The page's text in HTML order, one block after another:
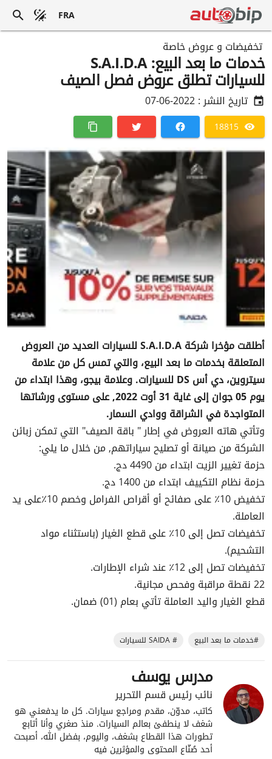
FRA
تخفيضات و عروض خاصة
خدمات ما بعد البيع: S.A.I.D.A
للسيارات تطلق عروض فصل الصيف
تاريخ النشر :2022-06-07
18815
أطلقت مؤخرا شركة S.A.I.D.A للسيارات العديد من العروض
المتعلقة بخدمات ما بعد البيع، والتي تمس كل من علامة
سيتروين، دي أس DS للسيارات. وعلامة بيجو، وهذا ابتداء من
يوم 05 جوان إلى غاية 31 أوت 2022, على مستوى ورشاتها
المتواجدة في الشراقة ووادي السمار.
وتأتي هاته العروض في إطار " باقة الصيف" التي تمكن زبائن
الشركة من صيانة أو تصليح سياراتهم, من خلال ما يلي:
حزمة تغيير الزيت ابتداء من 4490 دج.
حزمة نظام التكييف ابتداء من 1400 دج.
تخفيض 10٪ على صفائح أو أقراص الفرامل وخصم 10٪على يد
العاملة.
تخفيضات تصل إلى 10٪ على قطع الغيار (باستثناء مواد
التشحيم).
تخفيضات تصل إلى 12٪ عند شراء الإطارات.
22 نقطة مراقبة وفحص مجانية.
قطع الغيار واليد العاملة تأتي بعام (01) ضمان.
#خدمات ما بعد البيع # SAIDA للسيارات
مدرس يوسف
نائب رئيس قسم التحرير
كاتب، مدوّن، مقدم ومراجع سيارات. كل ما يدفعني هو
شغف لا ينطفئ بعالم السيارات. منذ صغري وأنا أتابع
تطورات هذا القطاع بشغف، واليوم، بفضل الله، أصبحت
أحد صُنّاع المحتوى والمؤثرين فيه